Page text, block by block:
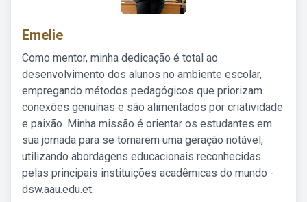
Emelie
Como mentor, minha dedicação é total ao
desenvolvimento dos alunos no ambiente escolar,
empregando métodos pedagógicos que priorizam
conexões genuínas e são alimentados por criatividade
e paixão. Minha missão é orientar os estudantes em
sua jornada para se tornarem uma geração notável,
utilizando abordagens educacionais reconhecidas
pelas principais instituições acadêmicas do mundo -
dsw.aau.edu.et.